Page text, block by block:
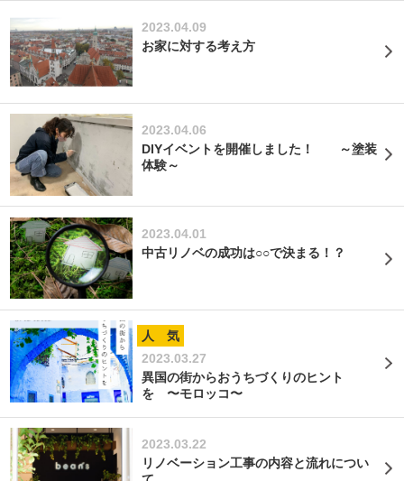
2023.04.09
お家に対する考え方
2023.04.06
DIYイベントを開催しました！ ～塗装
体験～
2023.04.01
中古リノベの成功は○○で決まる！？
人 気
2023.03.27
異国の街からおうちづくりのヒント
を 〜モロッコ〜
2023.03.22
リノベーション工事の内容と流れについ